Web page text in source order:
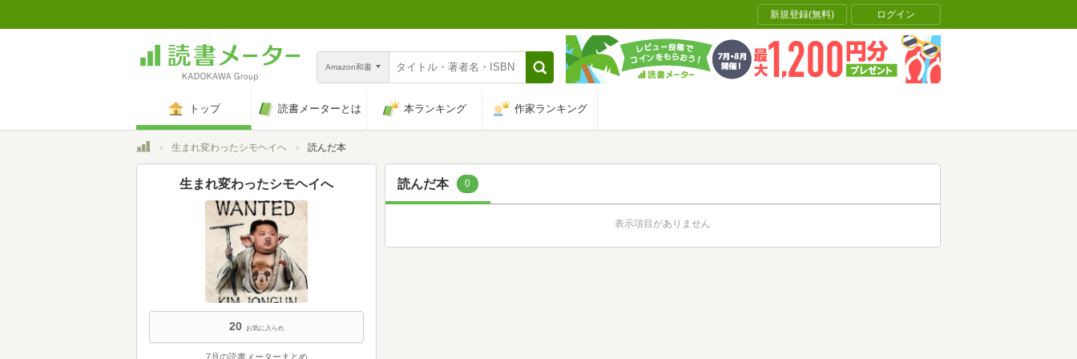
新規登録(無料) ログイン
Amazon和書
トップ 読書メーターとは 本ランキング 作家ランキング
トップ生まれ変わったシモヘイへ 読んだ本
読んだ本 0
表示項目がありません
生まれ変わったシモヘイへ
20 お気に入られ
7月の読書メーターまとめ